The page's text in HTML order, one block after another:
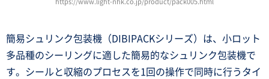
簡易シュリンク包装機（DIBIPACKシリーズ）は、小ロット
多品種のシーリングに適した簡易的なシュリンク包装機で
す。シールと収縮のプロセスを1回の操作で同時に行うタイ